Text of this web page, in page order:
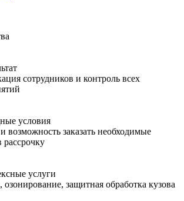
сотрудников и контроль всех
условия
возможность заказать необходимые
рассрочку
услуги
защитная обработка кузова